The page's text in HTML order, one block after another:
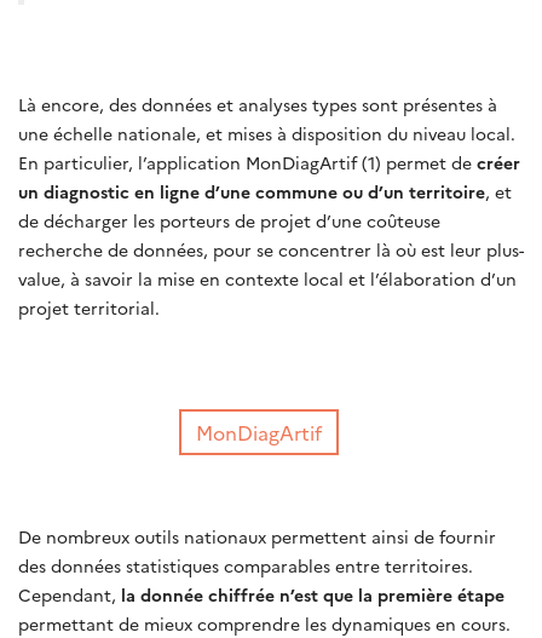
Là encore, des données et analyses types sont présentes à
une échelle nationale, et mises à disposition du niveau local.
En particulier, l’application MonDiagArtif (1) permet de créer
un diagnostic en ligne d’une commune ou d’un territoire, et
de décharger les porteurs de projet d’une coûteuse
recherche de données, pour se concentrer là où est leur plus-
value, à savoir la mise en contexte local et l’élaboration d’un
projet territorial.
MonDiagArtif
De nombreux outils nationaux permettent ainsi de fournir
des données statistiques comparables entre territoires.
Cependant, la donnée chiffrée n’est que la première étape
permettant de mieux comprendre les dynamiques en cours.